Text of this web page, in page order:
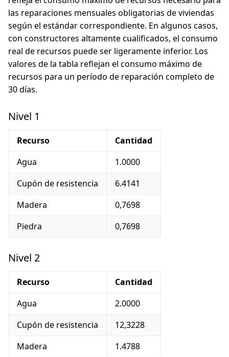
las reparaciones mensuales obligatorias de viviendas
según el estándar correspondiente. En algunos casos,
con constructores altamente cualificados, el consumo
real de recursos puede ser ligeramente inferior. Los
valores de la tabla reflejan el consumo máximo de
recursos para un período de reparación completo de
30 días.
Nivel 1
Recurso
Cantidad
Agua
1.0000
Cupón de resistencia
6.4141
Madera
0,7698
Piedra
0,7698
Nivel 2
Recurso
Cantidad
Agua
2.0000
Cupón de resistencia
12,3228
Madera
1.4788